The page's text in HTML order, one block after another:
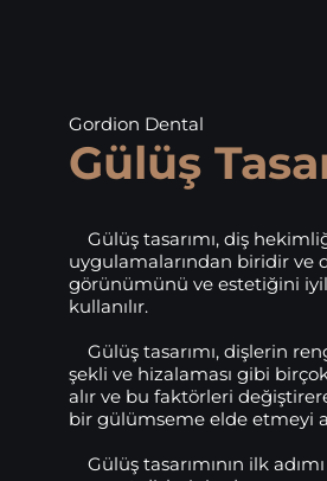
Gordion Dental
Gülüş
Gülüş tasarımı, diş
uygulamalarından biridir ve
görünümünü ve estetiğini
kullanılır.
Gülüş tasarımı, dişlerin
şekli ve hizalaması gibi
alır ve bu faktörleri
bir gülümseme elde etmeyi
Gülüş tasarımının ilk